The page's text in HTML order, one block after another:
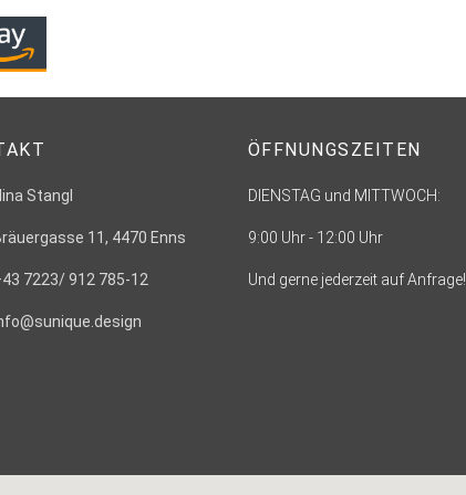
Stangl
11, 4470 Enns
7223/ 912 785-12
ÖFFNUNGSZEITEN
DIENSTAG und MITTWOCH:
9:00 Uhr - 12:00 Uhr
Und gerne jederzeit auf Anfrage!